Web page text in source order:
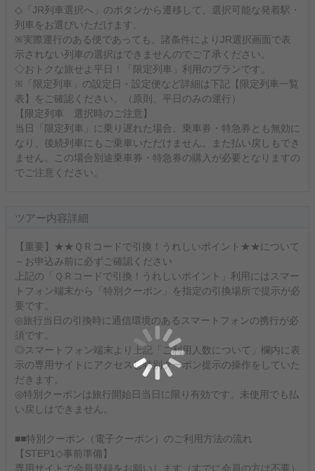
◇「JR列車選択へ」のボタンから遷移して、選択可能な発着駅・
列車をお選びいただけます。
※実際運行のある便であっても、諸条件によりJR選択画面で表
示されない列車の選択はできませんのでご了承ください。
◇おトクな旅せよ平日！「限定列車」利用のプランです。
※「限定列車」の設定日・設定便など詳細は下記【限定列車一覧
表】をご確認ください。（原則、平日のみの運行）
【限定列車 選択時のご注意】
当日「限定列車」に乗り遅れた場合、乗車券・特急券とも無効に
なり、後続列車にもご乗車いただけません。また払い戻しもでき
ません。この場合別途乗車券・特急券の購入が必要となりますの
でご注意ください。
ツアー内容詳細
【重要】★★ＱＲコードで引換！うれしいポイント★★について
～お申込み前に必ずご確認ください
上記の「ＱＲコードで引換！うれしいポイント」利用にはスマー
トフォン端末から「特別クーポン」を指定の引換場所で提示が必
要です。
◎旅行当日の引換時に通信環境のあるスマートフォンの携行が必
須です。
◎スマートフォン端末より上記「ご利用人数について」欄内に表
示の専用サイトにアクセスし特別クーポン提示の操作をしていた
だきます。
◎特別クーポンは旅行開始日当日に限り有効です。未使用でも払
い戻しはできません。
■■特別クーポン（電子クーポン）のご利用方法の流れ
【STEP1◇事前準備】
専用サイトで会員登録をお願いします（すでに会員の方は不要）